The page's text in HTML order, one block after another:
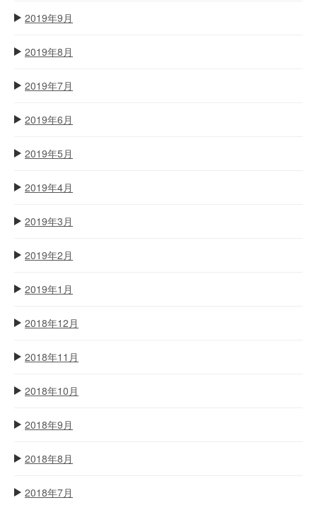
2019年9月
2019年8月
2019年7月
2019年6月
2019年5月
2019年4月
2019年3月
2019年2月
2019年1月
2018年12月
2018年11月
2018年10月
2018年9月
2018年8月
2018年7月